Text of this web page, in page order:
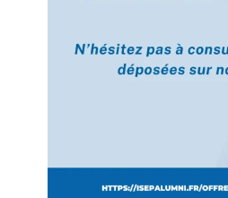
[Enquête IESF 2026] Top
👩‍🎓 Ingénieurs diplômés,
mai pour participer et
Depuis plus de 60 ans,
un panorama complet
professionnelle des
français.
Prénom
Mot de passe